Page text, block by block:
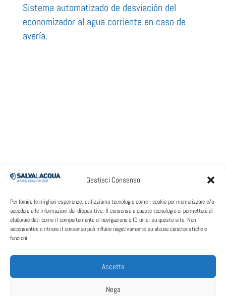
Gestisci Consenso
Per fornire le migliori esperienze, utilizziamo tecnologie come i cookie per memorizzare e/o
accedere alle informazioni del dispositivo. Il consenso a queste tecnologie ci permetterà di
elaborare dati come il comportamento di navigazione o ID unici su questo sito. Non
acconsentire o ritirare il consenso può influire negativamente su alcune caratteristiche e
funzioni.
Accetta
Nega
Sistema automatizado de desviación del
economizador al agua corriente en caso de
avería.
